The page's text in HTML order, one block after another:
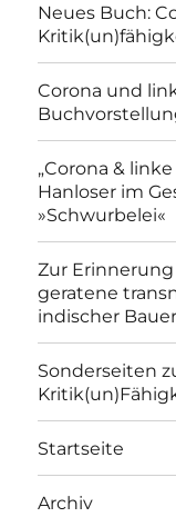
Neues Buch:
Corona und
„Corona &
Hanloser im
»Schwurbelei«
Zur
geratene
indischer
Sonderseiten
Startseite
Archiv